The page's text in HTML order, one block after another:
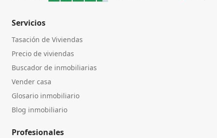
Servicios
Tasación de Viviendas
Precio de viviendas
Buscador de inmobiliarias
Vender casa
Glosario inmobiliario
Blog inmobiliario
Profesionales